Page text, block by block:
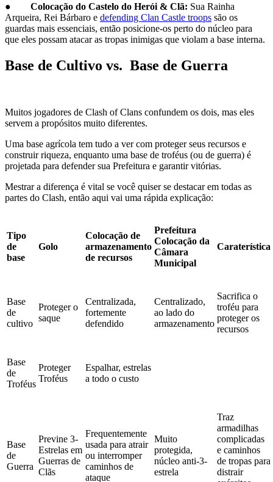
● Colocação do Castelo do Herói & Clã: Sua Rainha
Arqueira, Rei Bárbaro e defending Clan Castle troops são os
guardas mais essenciais, então posicione-os perto do núcleo para
que eles possam atacar as tropas inimigas que violam a base interna.
Base de Cultivo vs. Base de Guerra
Muitos jogadores de Clash of Clans confundem os dois, mas eles
servem a propósitos muito diferentes.
Uma base agrícola tem tudo a ver com proteger seus recursos e
construir riqueza, enquanto uma base de troféus (ou de guerra) é
projetada para defender sua Prefeitura e garantir vitórias.
Mestrar a diferença é vital se você quiser se destacar em todas as
partes do Clash, então aqui vai uma rápida explicação:
Tipo
de
base
Golo
Colocação de
armazenamento
de recursos
Prefeitura
Colocação da
Câmara
Municipal
Caraterística
Base
de
cultivo
Proteger o
saque
Centralizada,
fortemente
defendido
Centralizado,
ao lado do
armazenamento
Sacrifica o
troféu para
proteger os
recursos
Base
de
Troféus
Proteger
Troféus
Espalhar, estrelas
a todo o custo
Base
de
Guerra
Previne 3-
Estrelas em
Guerras de
Clãs
Frequentemente
usada para atrair
ou interromper
caminhos de
ataque
Muito
protegida,
núcleo anti-3-
estrela
Traz
armadilhas
complicadas
e caminhos
de tropas para
distrair